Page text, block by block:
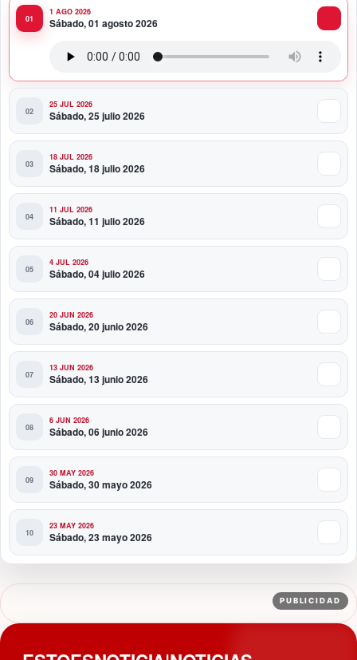
11:58 PM
Presidente Abinader viaja a Colombia para participar
1 AGO 2026
Sábado, 01 agosto 2026
25 JUL 2026
Sábado, 25 julio 2026
18 JUL 2026
Sábado, 18 julio 2026
11 JUL 2026
Sábado, 11 julio 2026
4 JUL 2026
Sábado, 04 julio 2026
20 JUN 2026
Sábado, 20 junio 2026
13 JUN 2026
Sábado, 13 junio 2026
6 JUN 2026
Sábado, 06 junio 2026
30 MAY 2026
Sábado, 30 mayo 2026
23 MAY 2026
Sábado, 23 mayo 2026
PUBLICIDAD